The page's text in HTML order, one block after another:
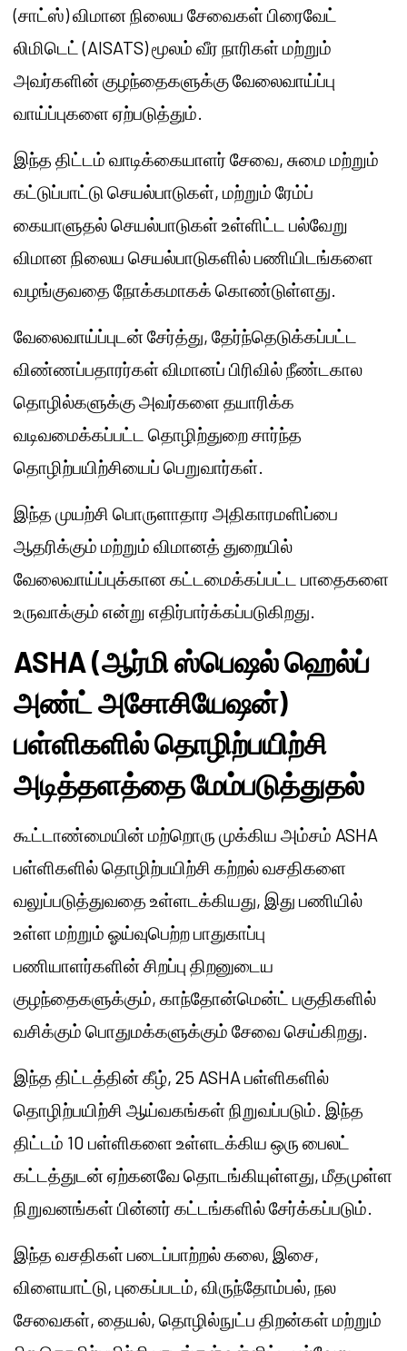
(சாட்ஸ்) விமான நிலைய சேவைகள் பிரைவேட்
லிமிடெட் (AISATS) மூலம் வீர நாரிகள் மற்றும்
அவர்களின் குழந்தைகளுக்கு வேலைவாய்ப்பு
வாய்ப்புகளை ஏற்படுத்தும்.
இந்த திட்டம் வாடிக்கையாளர் சேவை, சுமை மற்றும்
கட்டுப்பாட்டு செயல்பாடுகள், மற்றும் ரேம்ப்
கையாளுதல் செயல்பாடுகள் உள்ளிட்ட பல்வேறு
விமான நிலைய செயல்பாடுகளில் பணியிடங்களை
வழங்குவதை நோக்கமாகக் கொண்டுள்ளது.
வேலைவாய்ப்புடன் சேர்த்து, தேர்ந்தெடுக்கப்பட்ட
விண்ணப்பதாரர்கள் விமானப் பிரிவில் நீண்டகால
தொழில்களுக்கு அவர்களை தயாரிக்க
வடிவமைக்கப்பட்ட தொழிற்துறை சார்ந்த
தொழிற்பயிற்சியைப் பெறுவார்கள்.
இந்த முயற்சி பொருளாதார அதிகாரமளிப்பை
ஆதரிக்கும் மற்றும் விமானத் துறையில்
வேலைவாய்ப்புக்கான கட்டமைக்கப்பட்ட பாதைகளை
உருவாக்கும் என்று எதிர்பார்க்கப்படுகிறது.
ASHA (ஆர்மி ஸ்பெஷல் ஹெல்ப்
அண்ட் அசோசியேஷன்)
பள்ளிகளில் தொழிற்பயிற்சி
அடித்தளத்தை மேம்படுத்துதல்
கூட்டாண்மையின் மற்றொரு முக்கிய அம்சம் ASHA
பள்ளிகளில் தொழிற்பயிற்சி கற்றல் வசதிகளை
வலுப்படுத்துவதை உள்ளடக்கியது, இது பணியில்
உள்ள மற்றும் ஓய்வுபெற்ற பாதுகாப்பு
பணியாளர்களின் சிறப்பு திறனுடைய
குழந்தைகளுக்கும், காந்தோன்மென்ட் பகுதிகளில்
வசிக்கும் பொதுமக்களுக்கும் சேவை செய்கிறது.
இந்த திட்டத்தின் கீழ், 25 ASHA பள்ளிகளில்
தொழிற்பயிற்சி ஆய்வகங்கள் நிறுவப்படும். இந்த
திட்டம் 10 பள்ளிகளை உள்ளடக்கிய ஒரு பைலட்
கட்டத்துடன் ஏற்கனவே தொடங்கியுள்ளது, மீதமுள்ள
நிறுவனங்கள் பின்னர் கட்டங்களில் சேர்க்கப்படும்.
இந்த வசதிகள் படைப்பாற்றல் கலை, இசை,
விளையாட்டு, புகைப்படம், விருந்தோம்பல், நல
சேவைகள், தையல், தொழில்நுட்ப திறன்கள் மற்றும்